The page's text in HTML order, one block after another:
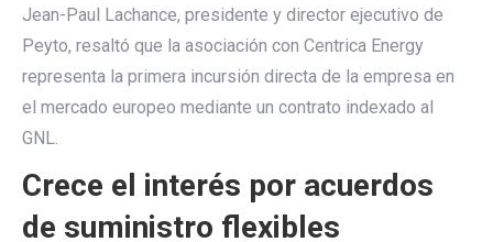
Jean-Paul Lachance, presidente y director ejecutivo de
Peyto, resaltó que la asociación con Centrica Energy
representa la primera incursión directa de la empresa en
el mercado europeo mediante un contrato indexado al
GNL.
Crece el interés por acuerdos
de suministro flexibles